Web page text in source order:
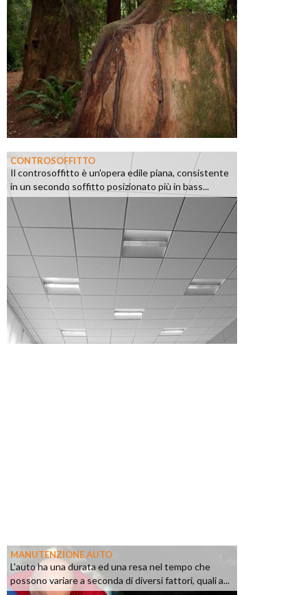
CONTROSOFFITTO
Il controsoffitto è un'opera edile piana, consistente
in un secondo soffitto posizionato più in bass...
MANUTENZIONE AUTO
L'auto ha una durata ed una resa nel tempo che
possono variare a seconda di diversi fattori, quali a...